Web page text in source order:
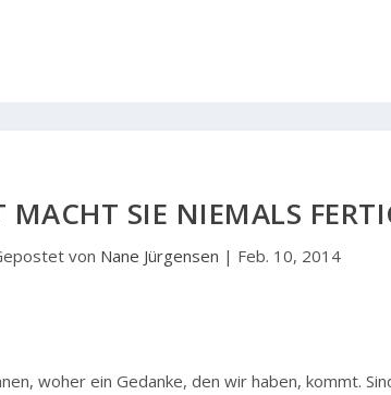
MACHT SIE NIEMALS
von Nane Jürgensen | Feb. 10, 2014
woher ein Gedanke, den wir haben, kommt.